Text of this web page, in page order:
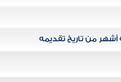
من تاريخ تقديمه